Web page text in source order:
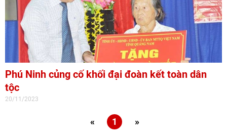
Phú Ninh củng cố khối đại đoàn kết toàn dân
tộc
20/11/2023
« 1 »